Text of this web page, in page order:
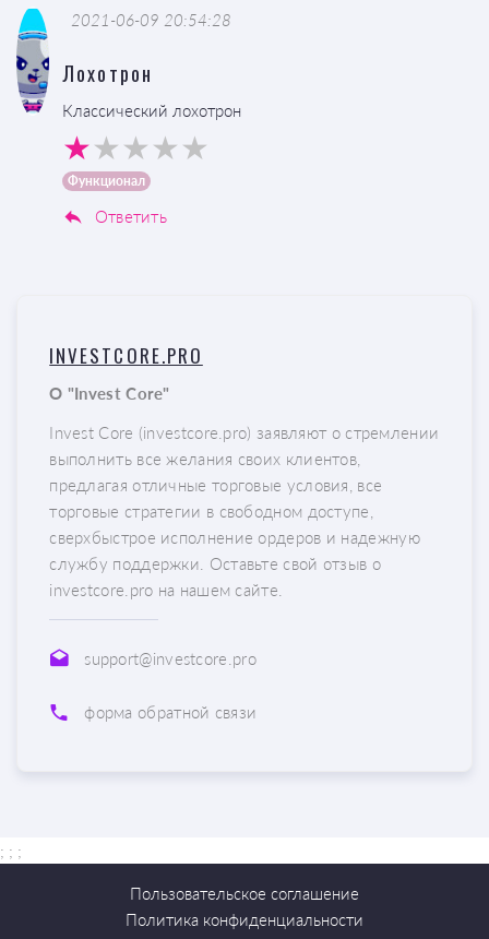
2021-06-09 20:54:28
Лохотрон
Классический лохотрон
Функционал
Ответить
INVESTCORE.PRO
О "Invest Core"
Invest Core (investcore.pro) заявляют о стремлении
выполнить все желания своих клиентов,
предлагая отличные торговые условия, все
торговые стратегии в свободном доступе,
сверхбыстрое исполнение ордеров и надежную
службу поддержки. Оставьте свой отзыв о
investcore.pro на нашем сайте.
support@investcore.pro
форма обратной связи
; ; ;
Пользовательское соглашение
Политика конфиденциальности